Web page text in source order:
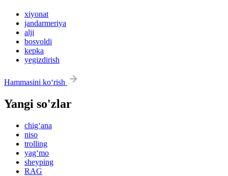
xiyonat
jandarmeriya
alji
bosvoldi
kepka
yegizdirish
Hammasini ko‘rish
Yangi so'zlar
chig‘ana
niso
trolling
yag‘mo
sheyping
RAG